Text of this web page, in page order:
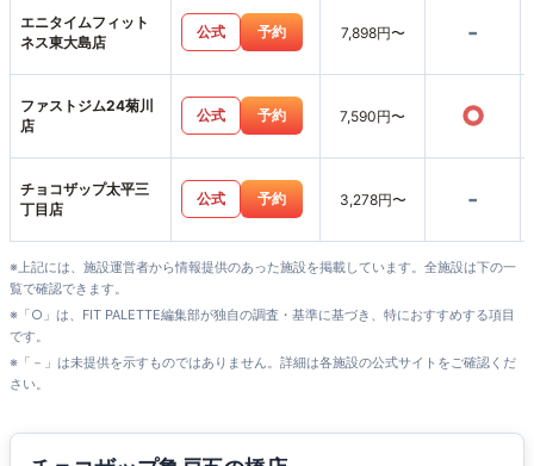
エニタイムフィット
ネス東大島店
公式 予約 7,898円〜 -
ファストジム24菊川
店
公式 予約 7,590円〜 ○
チョコザップ太平三
丁目店
公式 予約 3,278円〜 -
※上記には、施設運営者から情報提供のあった施設を掲載しています。全施設は下の一
覧で確認できます。
※「○」は、FIT PALETTE編集部が独自の調査・基準に基づき、特におすすめする項目
です。
※「－」は未提供を示すものではありません。詳細は各施設の公式サイトをご確認くだ
さい。